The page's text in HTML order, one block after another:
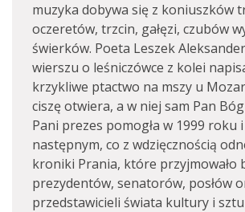
muzyka dobywa się z koniuszków
oczeretów, trzcin, gałęzi, czubów
świerków. Poeta Leszek
wierszu o leśniczówce z kolei
krzykliwe ptactwo na mszy u
ciszę otwiera, a w niej sam Pan Bóg
Pani prezes pomogła w 1999 roku
następnym, co z wdzięcznością
kroniki Prania, które przyjmowało
prezydentów, senatorów, posłów
przedstawicieli świata kultury i